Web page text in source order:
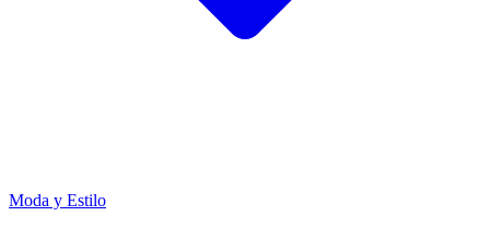
Moda y Estilo